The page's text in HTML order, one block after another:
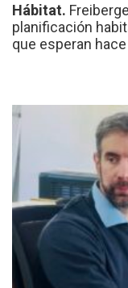
Hábitat.
planificación
que esperan